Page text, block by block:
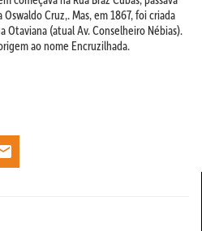
Cruz,. Mas, em 1867, foi criada
Otaviana (atual Av. Conselheiro Nébias).
ao nome Encruzilhada.